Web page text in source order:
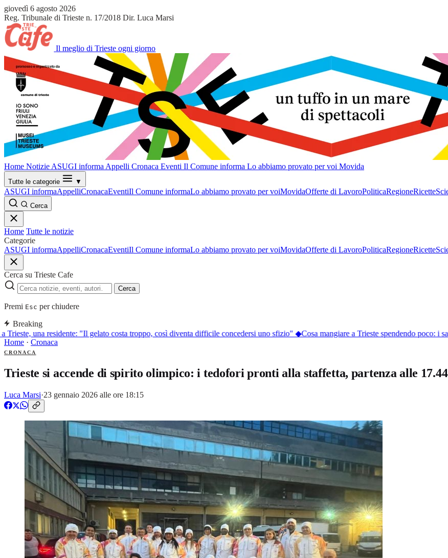
giovedì 6 agosto 2026
Reg. Tribunale di Trieste n. 17/2018 Dir. Luca Marsi
Il meglio di Trieste ogni giorno
Home Notizie ASUGI informa Appelli Cronaca Eventi Il Comune informa Lo abbiamo provato per voi Movida
Tutte le categorie ▼
ASUGI informaAppelliCronacaEventiIl Comune informaLo abbiamo provato per voiMovidaOfferte di LavoroPoliticaRegioneRicette
Cerca
Home Tutte le notizie
Categorie
ASUGI informaAppelliCronacaEventiIl Comune informaLo abbiamo provato per voiMovidaOfferte di LavoroPoliticaRegioneRicette
Cerca su Trieste Cafe
Cerca
Premi Esc per chiudere
Breaking
Trieste, una residente: "Il gelato costa troppo, così diventa difficile concedersi uno sfizio"◆ Cosa mangiare a Trieste spendendo poco: i
Home · Cronaca
CRONACA
Trieste si accende di spirito olimpico: i tedofori pronti alla staffetta, partenza alle
Luca Marsi·23 gennaio 2026 alle ore 18:15